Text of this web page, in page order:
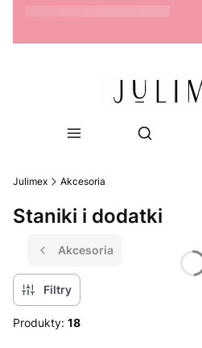
Otwórz
Julimex Akcesoria
Staniki i dodatki
Akcesoria
Filtry
Produkty: 18